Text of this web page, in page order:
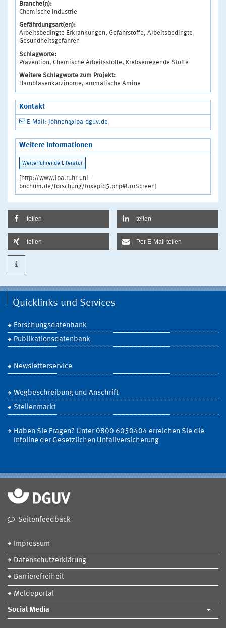
Branche(n):
Chemische Industrie
Gefährdungsart(en):
Arbeitsbedingte Erkrankungen, Gefahrstoffe, Arbeitsbedingte
Gesundheitsgefahren
Schlagworte:
Prävention, Chemische Arbeitsstoffe, Krebserregende Stoffe
Weitere Schlagworte zum Projekt:
Harnblasenkarzinome, aromatische Amine
Kontakt
E-Mail: johnen@ipa-dguv.de
Weitere Informationen
[http://www.ipa.ruhr-uni-
bochum.de/forschung/toxepid5.php#UroScreen]
teilen teilen
teilen Per E-Mail teilen
Quicklinks und Services
Forschungsdatenbank
Publikationsdatenbank
Newsletterservice
Wegbeschreibung und Anschrift
Stellenmarkt
Haben Sie Fragen? Unter 0800 6050404 erreichen Sie die
Infoline der Gesetzlichen Unfallversicherung
Seitenfeedback
Impressum
Datenschutzerklärung
Barrierefreiheit
Meldeportal
Social Media